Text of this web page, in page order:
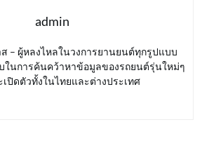
admin
– ผู้หลงไหลในวงการยานยนต์ทุกรูปแบบ
ในการค้นคว้าหาข้อมูลของรถยนต์รุ่นใหม่ๆ
เปิดตัวทั้งในไทยและต่างประเทศ